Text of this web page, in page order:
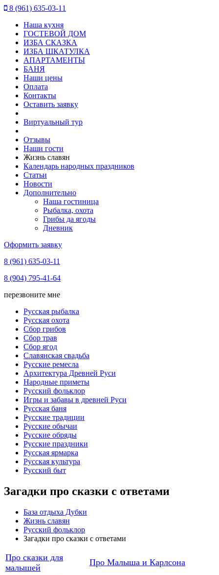
8 (961) 635-03-11
Наша кухня
ГОСТЕВОЙ ДОМ
ИЗБА СКАЗКА
ИЗБА ШКАТУЛКА
АПАРТАМЕНТЫ
БАНЯ
Наши цены
Оплата
Контакты
Оставить заявку
Виртуальный тур
Отзывы
Наши гости
Жизнь славян
Календарь народных праздников
Статьи
Новости
Дополнительно
Наша гостиница
Рыбалка, охота
Грибы да ягоды
Дневник
Оформить заявку
8 (961) 635-03-11
8 (904) 795-41-64
перезвоните мне
Русская рыбалка
Русская охота
Сбор грибов
Сбор трав
Сбор ягод
Славянская свадьба
Русские ремесла
Архитектура Древней Руси
Народные приметы
Русский фольклор
Игры и забавы в древней Руси
Русская баня
Русские традиции
Русские обычаи
Русские обряды
Русские праздники
Русская ярмарка
Русская культура
Русский быт
Загадки про сказки с ответами
База отдыха Дубки
Жизнь славян
Русский фольклор
Загадки про сказки с ответами
Про сказки для
малышей
Про Малыша и Карлсона